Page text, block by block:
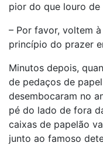
pior do que louro de
– Por favor, voltem
princípio do prazer
Minutos depois,
de pedaços de
desembocaram no
pé do lado de fora
caixas de papelão
junto ao famoso